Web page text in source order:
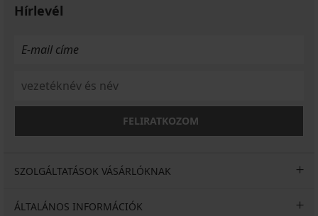
Hírlevél
FELIRATKOZOM
SZOLGÁLTATÁSOK VÁSÁRLÓKNAK
ÁLTALÁNOS INFORMÁCIÓK